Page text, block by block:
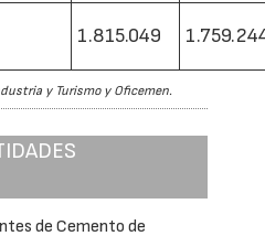
1.815.049
y Turismo y Oficemen.
de Cemento de